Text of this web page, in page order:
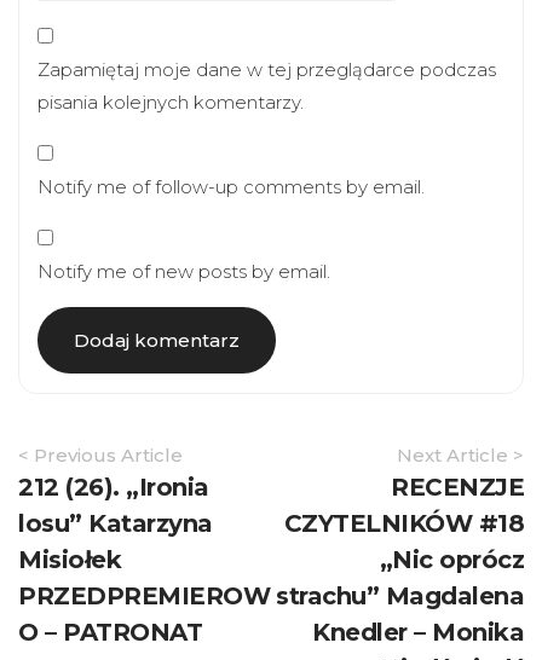
Zapamiętaj moje dane w tej przeglądarce podczas
pisania kolejnych komentarzy.
Notify me of follow-up comments by email.
Notify me of new posts by email.
Article
Navigation
< Previous Article
212 (26). „Ironia
losu” Katarzyna
Misiołek
PRZEDPREMIEROW
O – PATRONAT
Next Article >
RECENZJE
CZYTELNIKÓW #18
„Nic oprócz
strachu” Magdalena
Knedler – Monika